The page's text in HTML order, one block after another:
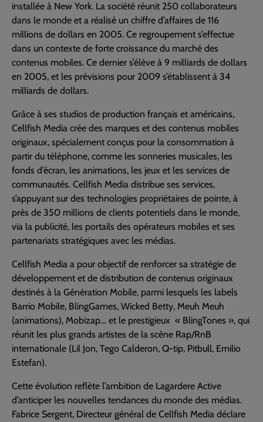
installée à New York. La société réunit 250 collaborateurs
dans le monde et a réalisé un chiffre d’affaires de 116
millions de dollars en 2005. Ce regroupement s’effectue
dans un contexte de forte croissance du marché des
contenus mobiles. Ce dernier s’élève à 9 milliards de dollars
en 2005, et les prévisions pour 2009 s’établissent à 34
milliards de dollars.
Grâce à ses studios de production français et américains,
Cellfish Media crée des marques et des contenus mobiles
originaux, spécialement conçus pour la consommation à
partir du téléphone, comme les sonneries musicales, les
fonds d’écran, les animations, les jeux et les services de
communautés. Cellfish Media distribue ses services,
s’appuyant sur des technologies propriétaires de pointe, à
près de 350 millions de clients potentiels dans le monde,
via la publicité, les portails des opérateurs mobiles et ses
partenariats stratégiques avec les médias.
Cellfish Media a pour objectif de renforcer sa stratégie de
développement et de distribution de contenus originaux
destinés à la Génération Mobile, parmi lesquels les labels
Barrio Mobile, BlingGames, Wicked Betty, Meuh Meuh
(animations), Mobizap… et le prestigieux « BlingTones », qui
réunit les plus grands artistes de la scène Rap/RnB
internationale (Lil Jon, Tego Calderon, Q-tip, Pitbull, Emilio
Estefan).
Cette évolution reflète l’ambition de Lagardere Active
d’anticiper les nouvelles tendances du monde des médias.
Fabrice Sergent, Directeur général de Cellfish Media déclare